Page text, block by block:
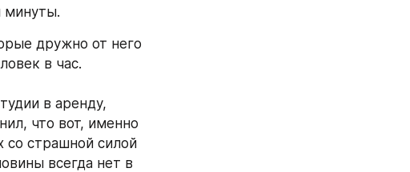
минуты.
дружно от него
в час.
в аренду,
что вот, именно
со страшной силой
всегда нет в